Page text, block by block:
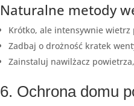
Naturalne metody
Krótko, ale intensywnie
Zadbaj o drożność kratek
Zainstaluj nawilżacz
6. Ochrona domu